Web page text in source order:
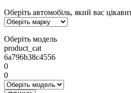
Оберіть автомобіль, який вас
Оберіть модель
product_cat
6a796b38c4556
0
0